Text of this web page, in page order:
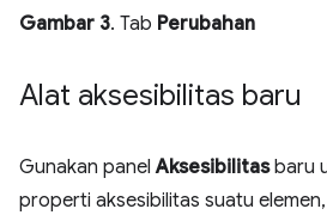
Gambar 3. Tab Perubahan
Alat aksesibilitas baru
Gunakan panelAksesibilitasbaru
properti aksesibilitas suatu